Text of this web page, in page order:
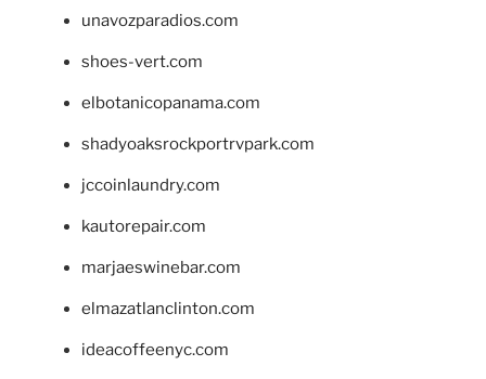
unavozparadios.com
shoes-vert.com
elbotanicopanama.com
shadyoaksrockportrvpark.com
jccoinlaundry.com
kautorepair.com
marjaeswinebar.com
elmazatlanclinton.com
ideacoffeenyc.com